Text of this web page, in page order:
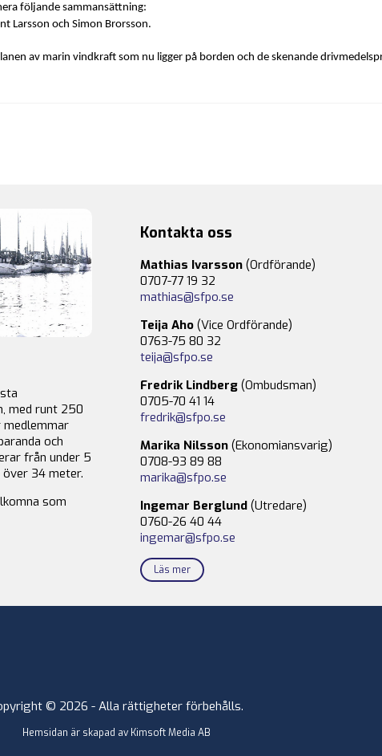
följande sammansättning:
Larsson och Simon Brorsson.
av marin vindkraft som nu ligger på borden och de skenande
med runt 250
och
från under 5
34 meter.
som
Kontakta oss
Mathias Ivarsson (Ordförande)
0707-77 19 32
mathias@sfpo.se
Teija Aho (Vice Ordförande)
0763-75 80 32
teija@sfpo.se
Fredrik Lindberg (Ombudsman)
0705-70 41 14
fredrik@sfpo.se
Marika Nilsson (Ekonomiansvarig)
0708-93 89 88
marika@sfpo.se
Ingemar Berglund (Utredare)
0760-26 40 44
ingemar@sfpo.se
Läs mer
© 2026 - Alla rättigheter förbehålls.
Hemsidan är skapad av Kimsoft Media AB